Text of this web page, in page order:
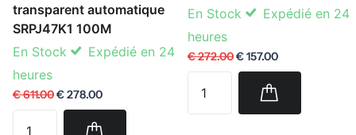
transparent automatique
SRPJ47K1 100M
En Stock
Expédié en 24
heures
€ 611.00€ 278.00
En Stock
Expédié en 24
heures
€ 272.00€ 157.00